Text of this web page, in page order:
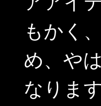
もかく
め、や
なります